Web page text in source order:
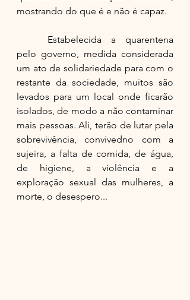
mostrando do que é e não é capaz.
pelo governo, medida considerada
um ato de solidariedade para com o
restante da sociedade, muitos são
levados para um local onde ficarão
isolados, de modo a não contaminar
mais pessoas. Ali, terão de lutar pela
sobrevivência, convivedno com a
sujeira, a falta de comida, de água,
de higiene, a violência e a
exploração sexual das mulheres, a
morte, o desespero...